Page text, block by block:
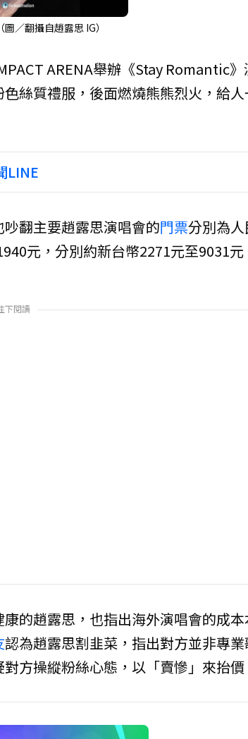
／翻攝自趙露思 IG）
ARENA舉辦《Stay Romantic》
絲質禮服，後面燃燒熊熊烈火，給
LINE
翻主要趙露思演唱會的門票分別為
元，分別約新台幣2271元至9031元
下閱讀
的趙露思，也指出海外演唱會的成
認為趙露思割韭菜，指出對方並非專
方操縱粉絲心態，以「賣慘」來抬